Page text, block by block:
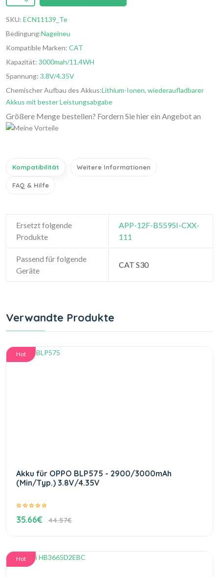
SKU: ECN11139_Te
Bedingung:Nagelneu
Kompatible Marken: CAT
Kapazität: 3000mah/11.4WH
Spannung: 3.8V/4.35V
Chemischer Aufbau des Akkus:Lithium-Ionen, wiederaufladbarer
Akkus mit bester Leistungsabgabe
Größere Menge bestellen? Fordern Sie hier ein Angebot an
Kompatibilität Weitere Informationen
FAQ & Hilfe
Ersetzt folgende
Produkte
APP-12F-B5595I-CXX-
111
Passend für folgende
Geräte
CAT S30
Verwandte Produkte
Hot
Akku für OPPO BLP575 - 2900/3000mAh
(Min/Typ.) 3.8V/4.35V
35.66€ 44.57€
Hot